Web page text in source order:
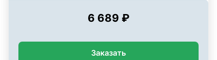
6 689 ₽
Заказать